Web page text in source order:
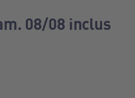
08/08 inclus